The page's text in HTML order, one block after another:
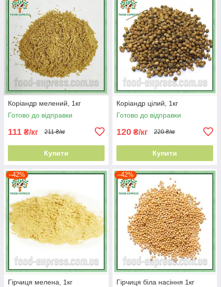
Коріандр мелений, 1кг
Готово до відправки
111 ₴/кг 211 ₴/кг
Купити
Коріандр цілий, 1кг
Готово до відправки
120 ₴/кг 220 ₴/кг
Купити
–42%
Гірчиця мелена, 1кг
–42%
Гірчиця біла насіння 1кг